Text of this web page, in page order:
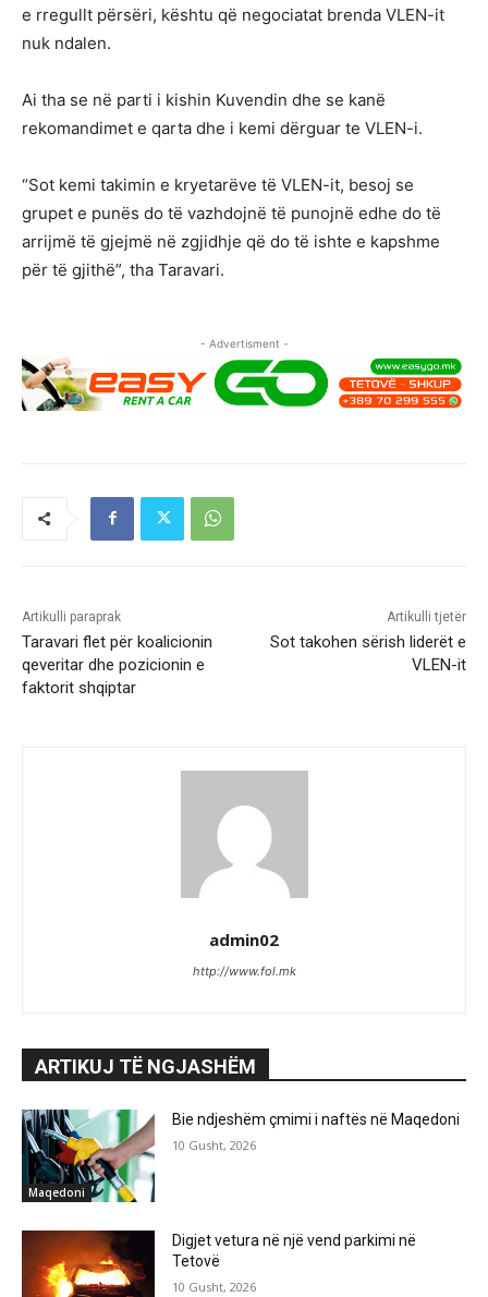
e rregullt përsëri, kështu që negociatat brenda VLEN-it
nuk ndalen.
Ai tha se në parti i kishin Kuvendin dhe se kanë
rekomandimet e qarta dhe i kemi dërguar te VLEN-i.
“Sot kemi takimin e kryetarëve të VLEN-it, besoj se
grupet e punës do të vazhdojnë të punojnë edhe do të
arrijmë të gjejmë në zgjidhje që do të ishte e kapshme
për të gjithë”, tha Taravari.
- Advertisment -
Artikulli paraprak
Taravari flet për koalicionin
qeveritar dhe pozicionin e
faktorit shqiptar
Artikulli tjetër
Sot takohen sërish liderët e
VLEN-it
admin02
http://www.fol.mk
ARTIKUJ TË NGJASHËM
Maqedoni
Bie ndjeshëm çmimi i naftës në Maqedoni
10 Gusht, 2026
Digjet vetura në një vend parkimi në
Tetovë
10 Gusht, 2026